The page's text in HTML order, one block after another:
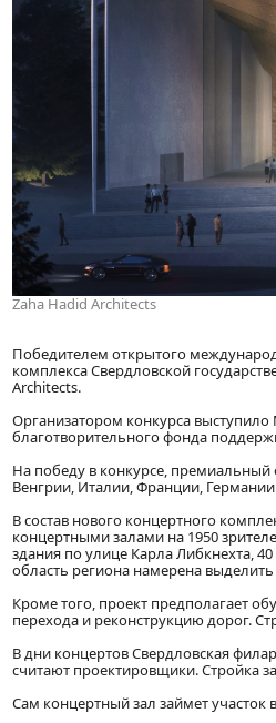
Zaha Hadid Architects
Победителем открытого
комплекса Свердловской
Architects.
Организатором конкурса выступило
благотворительного фонда
На победу в конкурсе, премиальный
Венгрии, Италии, Франции, Германии
В состав нового концертного
концертными залами на 1950
здания по улице Карла Либкнехта,
область региона намерена
Кроме того, проект предполагает
перехода и реконструкцию дорог.
В дни концертов Свердловская
считают проектировщики. Стройка
Сам концертный зал займет участок